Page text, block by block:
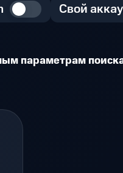
Свой
параметрам